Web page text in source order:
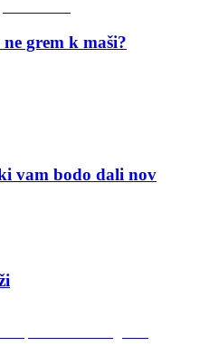
grem k maši?
vam bodo dali nov